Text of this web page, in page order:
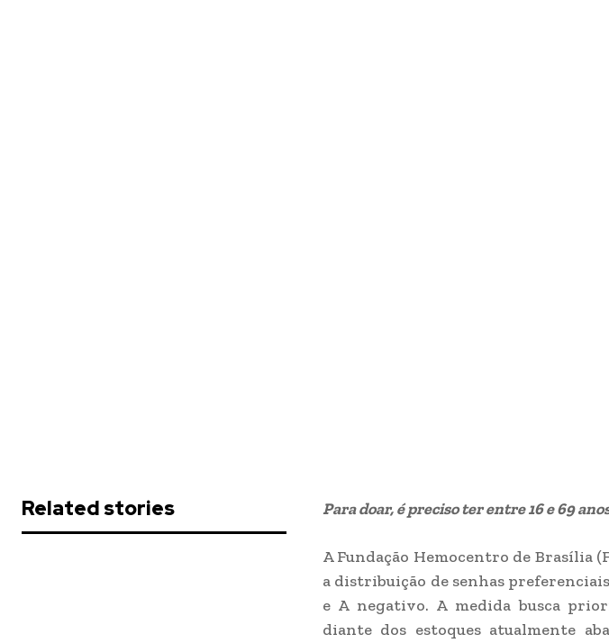
Related stories Para doar, é preciso ter entre 16 e 69
A Fundação Hemocentro de Brasília
a distribuição de senhas
e A negativo. A medida busca
diante dos estoques atualmente